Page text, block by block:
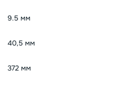
9.5 мм
40,5 мм
372 мм